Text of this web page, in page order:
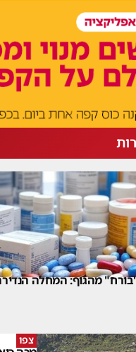
מהגוף: המחלה
צפו